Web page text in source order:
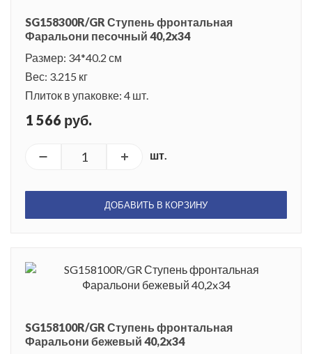
SG158300R/GR Ступень фронтальная
Фаральони песочный 40,2x34
Размер: 34*40.2 см
Вес: 3.215 кг
Плиток в упаковке: 4 шт.
1 566 руб.
шт.
ДОБАВИТЬ В КОРЗИНУ
SG158100R/GR Ступень фронтальная
Фаральони бежевый 40,2x34